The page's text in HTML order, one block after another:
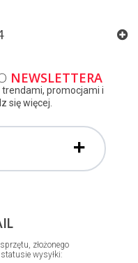
NEWSLETTERA
promocjami i
się więcej.
złożonego
wysyłki: